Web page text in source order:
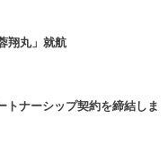
翔丸」就航
トナーシップ契約を締結しま